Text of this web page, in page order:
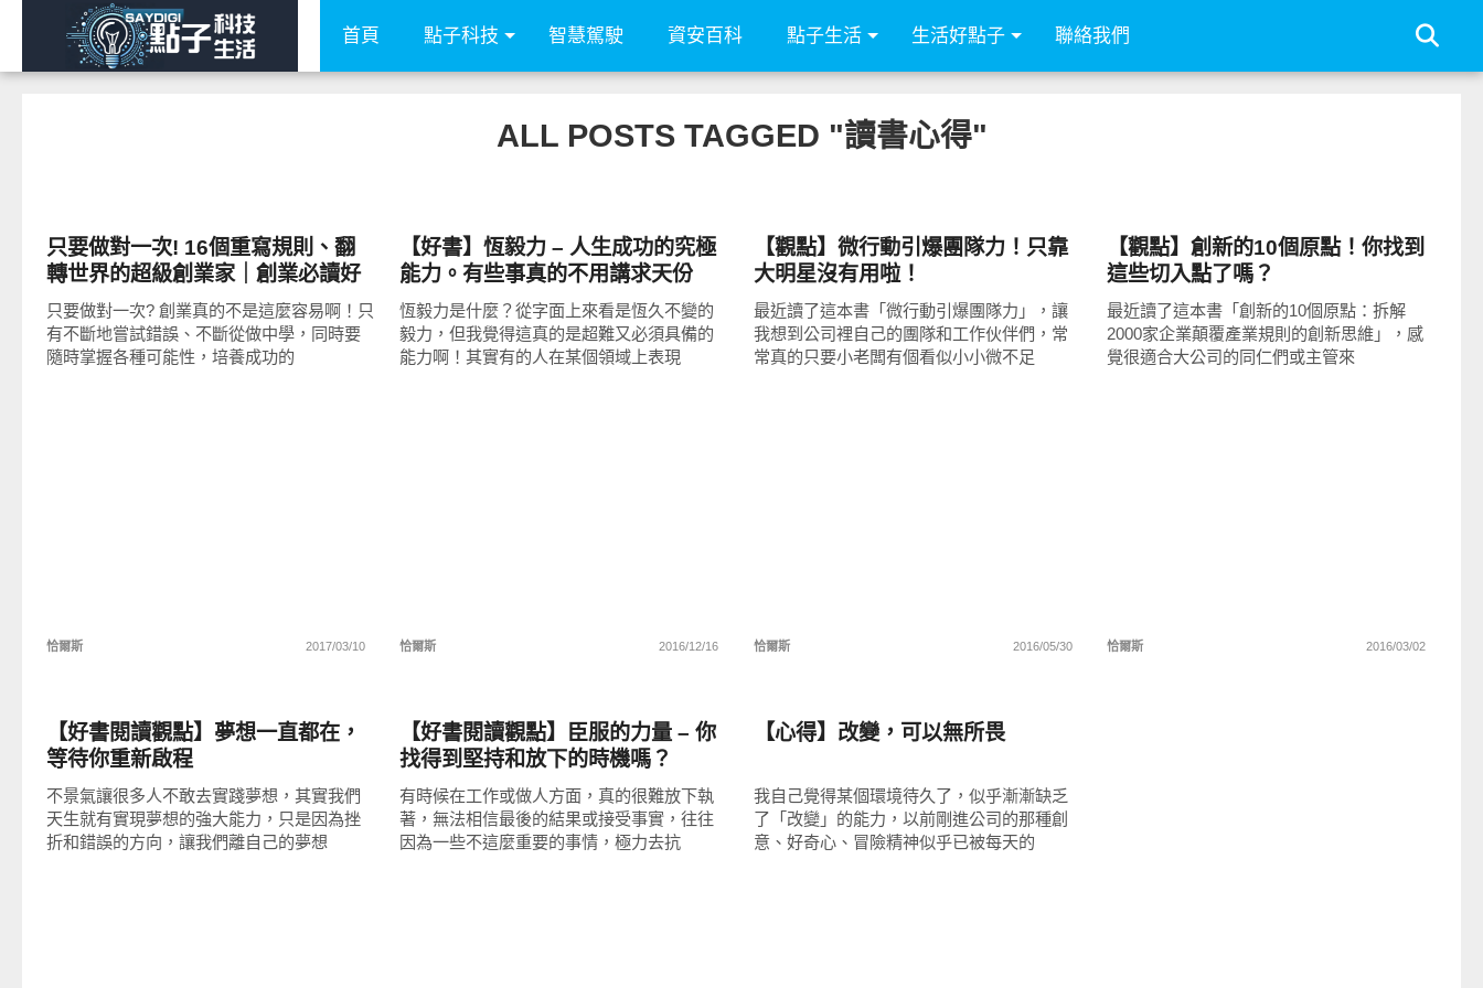
首頁 點子科技 智慧駕駛 資安百科 點子生活 生活好點子 聯絡我們
ALL POSTS TAGGED "讀書心得"
只要做對一次! 16個重寫規則、翻
轉世界的超級創業家｜創業必讀好
書
只要做對一次? 創業真的不是這麼容易啊！只
有不斷地嘗試錯誤、不斷從做中學，同時要
隨時掌握各種可能性，培養成功的
恰爾斯 2017/03/10
【好書】恆毅力 – 人生成功的究極
能力。有些事真的不用講求天份
的！
恆毅力是什麼？從字面上來看是恆久不變的
毅力，但我覺得這真的是超難又必須具備的
能力啊！其實有的人在某個領域上表現
恰爾斯 2016/12/16
【觀點】微行動引爆團隊力！只靠
大明星沒有用啦！
最近讀了這本書「微行動引爆團隊力」，讓
我想到公司裡自己的團隊和工作伙伴們，常
常真的只要小老闆有個看似小小微不足
恰爾斯 2016/05/30
【觀點】創新的10個原點！你找到
這些切入點了嗎？
最近讀了這本書「創新的10個原點：拆解
2000家企業顛覆產業規則的創新思維」，感
覺很適合大公司的同仁們或主管來
恰爾斯 2016/03/02
【好書閱讀觀點】夢想一直都在，
等待你重新啟程
不景氣讓很多人不敢去實踐夢想，其實我們
天生就有實現夢想的強大能力，只是因為挫
折和錯誤的方向，讓我們離自己的夢想
【好書閱讀觀點】臣服的力量 – 你
找得到堅持和放下的時機嗎？
有時候在工作或做人方面，真的很難放下執
著，無法相信最後的結果或接受事實，往往
因為一些不這麼重要的事情，極力去抗
【心得】改變，可以無所畏
我自己覺得某個環境待久了，似乎漸漸缺乏
了「改變」的能力，以前剛進公司的那種創
意、好奇心、冒險精神似乎已被每天的